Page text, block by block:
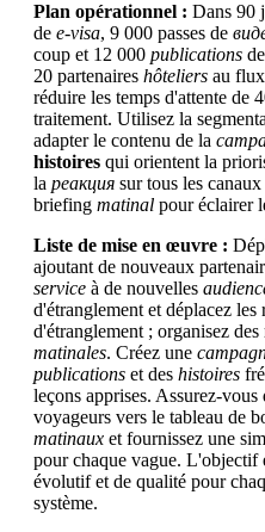
Plan opérationnel : Dans 90
de e-visa, 9 000 passes de
coup et 12 000 publications
20 partenaires hôteliers au
réduire les temps d'attente de
traitement. Utilisez la
adapter le contenu de la
histoires qui orientent la
la реакция sur tous les
briefing matinal pour éclairer
Liste de mise en œuvre :
ajoutant de nouveaux
service à de nouvelles
d'étranglement et déplacez les
d'étranglement ; organisez
matinales. Créez une
publications et des histoires
leçons apprises. Assurez-
voyageurs vers le tableau de
matinaux et fournissez une
pour chaque vague. L'objectif
évolutif et de qualité pour
système.